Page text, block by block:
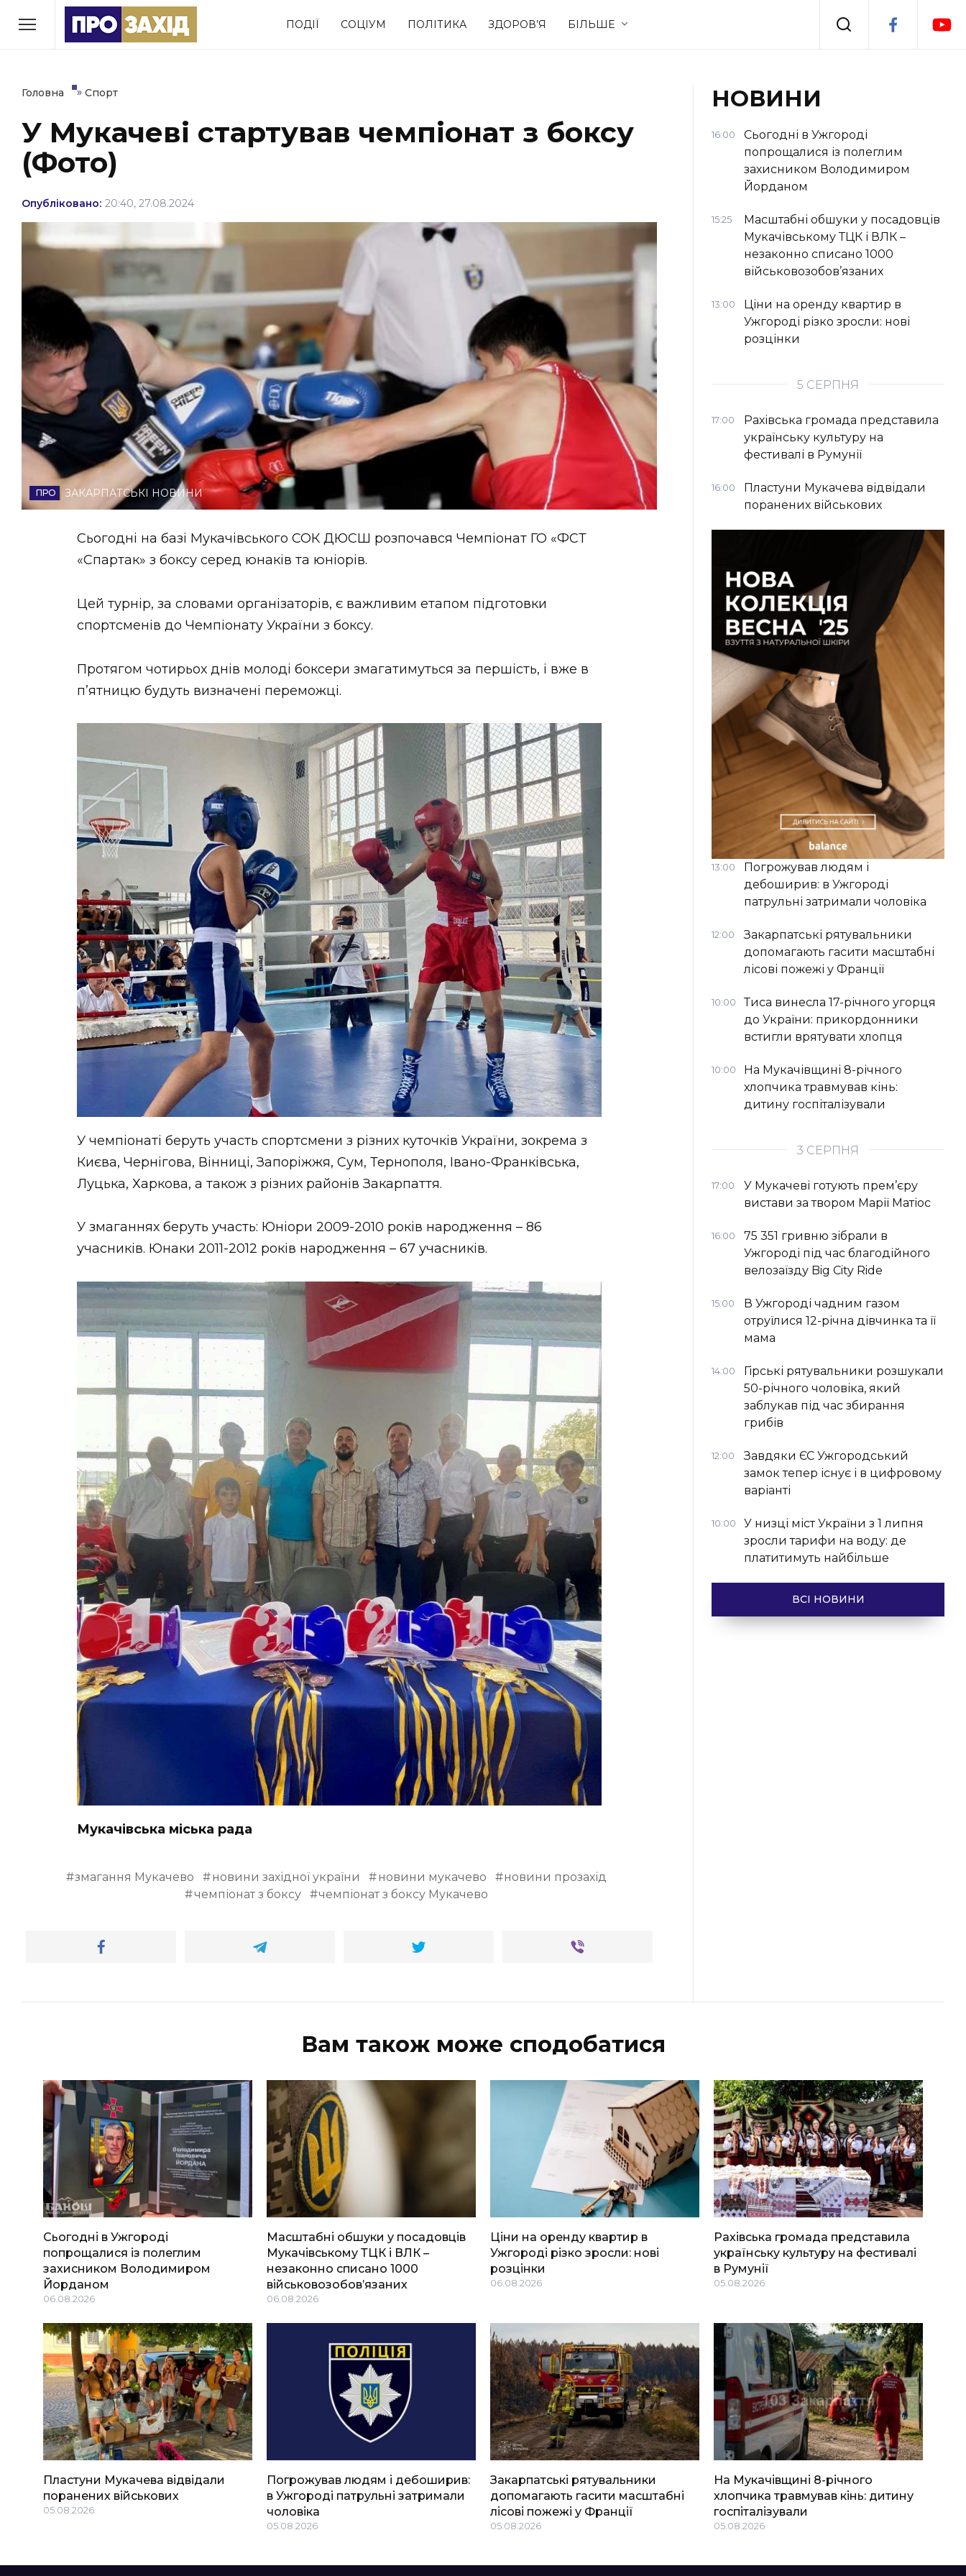
ПОДІЇ СОЦІУМ ПОЛІТИКА ЗДОРОВ’Я БІЛЬШЕ
РУБРИКИ
Економіка Події
Політика Соціум Спорт Стиль життя
Втрачений Ужгород
(відеоверсія)
ЗАКАРПАТСЬКІ НОВИНИ
НОВИНИ ЗАХІДНОЇ УКРАЇНИ
ФОТО
ВІДЕО
Головна » Спорт
У Мукачеві стартував чемпіонат з боксу
(Фото)
Опубліковано: 20:40, 27.08.2024
ЗАКАРПАТСЬКІ НОВИНИ
Сьогодні на базі Мукачівського СОК ДЮСШ розпочався Чемпіонат ГО «ФСТ
«Спартак» з боксу серед юнаків та юніорів.
Цей турнір, за словами організаторів, є важливим етапом підготовки
спортсменів до Чемпіонату України з боксу.
Протягом чотирьох днів молоді боксери змагатимуться за першість, і вже в
пʼятницю будуть визначені переможці.
У чемпіонаті беруть участь спортсмени з різних куточків України, зокрема з
Києва, Чернігова, Вінниці, Запоріжжя, Сум, Тернополя, Івано-Франківська,
Луцька, Харкова, а також з різних районів Закарпаття.
У змаганнях беруть участь: Юніори 2009-2010 років народження – 86
учасників. Юнаки 2011-2012 років народження – 67 учасників.
Мукачівська міська рада
змагання Мукачево новини західної україни новини мукачево
новини прозахід
чемпіонат з боксу
чемпіонат з боксу Мукачево
НОВИНИ
16:00
Сьогодні в Ужгороді
попрощалися із полеглим
захисником Володимиром
Йорданом
15:25
Масштабні обшуки у посадовців
Мукачівському ТЦК і ВЛК –
незаконно списано 1000
військовозобов’язаних
13:00
Ціни на оренду квартир в
Ужгороді різко зросли: нові
розцінки
5 СЕРПНЯ
17:00
Рахівська громада представила
українську культуру на
фестивалі в Румунії
16:00
Пластуни Мукачева відвідали
поранених військових
13:00
Погрожував людям і
дебоширив: в Ужгороді
патрульні затримали чоловіка
12:00
Закарпатські рятувальники
допомагають гасити масштабні
лісові пожежі у Франції
10:00
Тиса винесла 17-річного угорця
до України: прикордонники
встигли врятувати хлопця
10:00
На Мукачівщині 8-річного
хлопчика травмував кінь:
дитину госпіталізували
3 СЕРПНЯ
17:00
У Мукачеві готують прем’єру
вистави за твором Марії Матіос
16:00
75 351 гривню зібрали в
Ужгороді під час благодійного
велозаїзду Big Сity Ride
15:00
В Ужгороді чадним газом
отруїлися 12-річна дівчинка та її
мама
14:00
Гірські рятувальники розшукали
50-річного чоловіка, який
заблукав під час збирання
грибів
12:00
Завдяки ЄС Ужгородський
замок тепер існує і в цифровому
варіанті
10:00
У низці міст України з 1 липня
зросли тарифи на воду: де
платитимуть найбільше
ВСІ НОВИНИ
Вам також може сподобатися
Сьогодні в Ужгороді
попрощалися із полеглим
захисником Володимиром
Йорданом
06.08.2026
Масштабні обшуки у посадовців
Мукачівському ТЦК і ВЛК –
незаконно списано 1000
військовозобов’язаних
06.08.2026
Ціни на оренду квартир в
Ужгороді різко зросли: нові
розцінки
06.08.2026
Рахівська громада представила
українську культуру на фестивалі
в Румунії
05.08.2026
Пластуни Мукачева відвідали
поранених військових
05.08.2026
Погрожував людям і дебоширив:
в Ужгороді патрульні затримали
чоловіка
05.08.2026
Закарпатські рятувальники
допомагають гасити масштабні
лісові пожежі у Франції
05.08.2026
На Мукачівщині 8-річного
хлопчика травмував кінь: дитину
госпіталізували
05.08.2026